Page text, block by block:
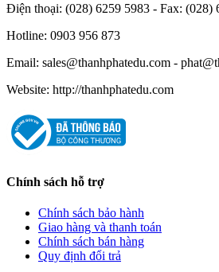
Điện thoại: (028) 6259 5983 - Fax: (028)
Hotline: 0903 956 873
Email: sales@thanhphatedu.com -
Website: http://thanhphatedu.com
Chính sách hỗ trợ
Chính sách bảo hành
Giao hàng và thanh toán
Chính sách bán hàng
Quy định đổi trả